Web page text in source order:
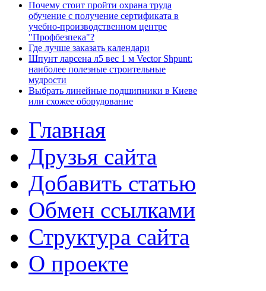
Почему стоит пройти охрана труда
обучение с получение сертификата в
учебно-производственном центре
"Профбезпека"?
Где лучше заказать календари
Шпунт ларсена л5 вес 1 м Vector Shpunt:
наиболее полезные строительные
мудрости
Выбрать линейные подшипники в Киеве
или схожее оборудование
Главная
Друзья сайта
Добавить статью
Обмен ссылками
Структура сайта
О проекте